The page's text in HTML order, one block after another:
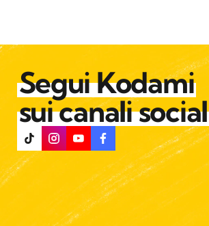
Segui Kodami
sui canali social